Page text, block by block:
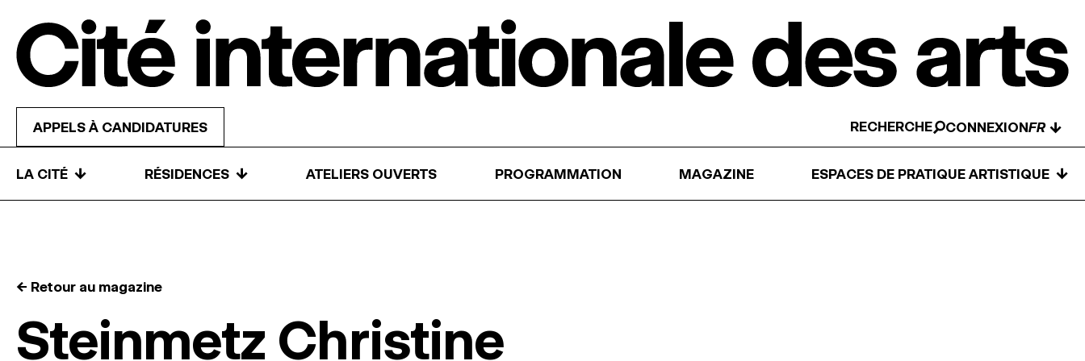
APPELS À CANDIDATURES RECHERCHE CONNEXION ↓
LA CITÉ ↓ RÉSIDENCES ↓ ATELIERS OUVERTS PROGRAMMATION MAGAZINE ESPACES DE PRATIQUE ARTISTIQUE ↓
← Retour au magazine
Steinmetz Christine